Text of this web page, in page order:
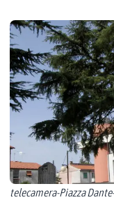
telecamera-Piazza